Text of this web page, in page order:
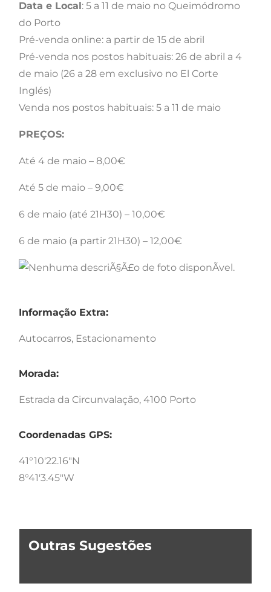
Data e Local : 5 a 11 de maio no Queimódromo
do Porto
Pré-venda online: a partir de 15 de abril
Pré-venda nos postos habituais: 26 de abril a 4
de maio (26 a 28 em exclusivo no El Corte
Inglés)
Venda nos postos habituais: 5 a 11 de maio
PREÇOS:
Até 4 de maio – 8,00€
Até 5 de maio – 9,00€
6 de maio (até 21H30) – 10,00€
6 de maio (a partir 21H30) – 12,00€
Informação Extra:
Autocarros, Estacionamento
Morada:
Estrada da Circunvalação, 4100 Porto
Coordenadas GPS:
41°10'22.16"N
8°41'3.45"W
Outras Sugestões